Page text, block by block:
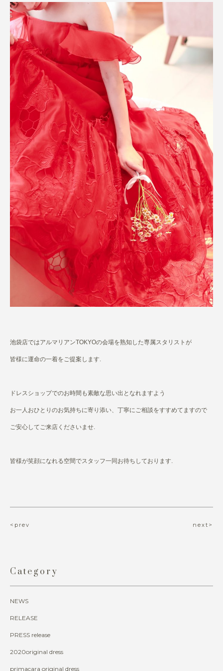
池袋店ではアルマリアンTOKYOの会場を熟知した専属スタリストが
皆様に運命の一着をご提案します.
ドレスショップでのお時間も素敵な思い出となれますよう
お一人おひとりのお気持ちに寄り添い、丁寧にご相談をすすめてますので
ご安心してご来店くださいませ.
皆様が笑顔になれる空間でスタッフ一同お待ちしております.
<prev next>
Category
NEWS
RELEASE
PRESS release
2020original dress
primacara original dress